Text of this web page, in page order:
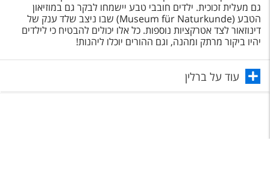
גם מעלית זכוכית. ילדים חובבי טבע יישמחו לבקר גם במוזיאון
הטבע (Museum für Naturkunde) שבו ניצב שלד ענק של
דינוזאור לצד אטרקציות נוספות. כל אלו יכולים להבטיח כי לילדים
יהיו ביקור מרתק ומהנה, וגם ההורים יוכלו ליהנות!
עוד על ברלין